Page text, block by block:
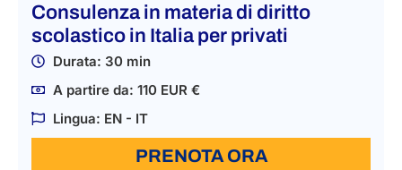
Consulenza in materia di diritto
scolastico in Italia per privati
Durata: 30 min
A partire da: 110 EUR €
Lingua: EN - IT
PRENOTA ORA